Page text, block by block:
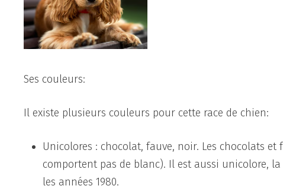
Ses couleurs:
Il existe plusieurs couleurs pour cette race de chien:
Unicolores : chocolat, fauve, noir. Les chocolats
comportent pas de blanc). Il est aussi unicolore,
les années 1980.